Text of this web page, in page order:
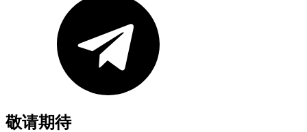
敬请期待